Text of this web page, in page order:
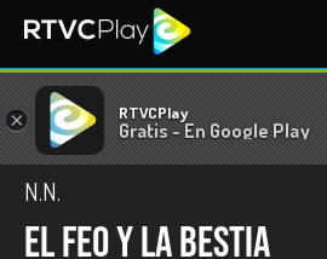
× RTVCPlay
Gratis - En Google Play
N.N.
El feo y la bestia